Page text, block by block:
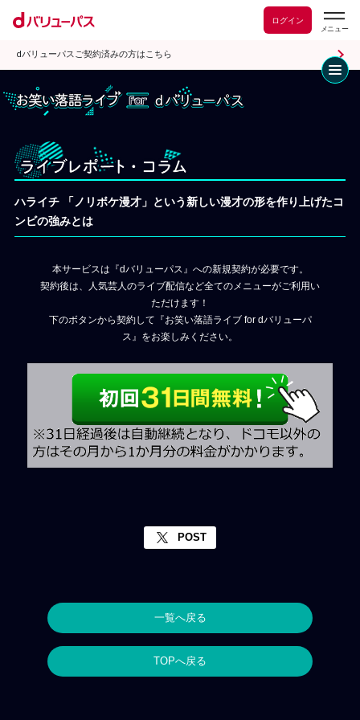
ログイン
dバリューパスご契約済みの方はこちら
お笑い落語ライブ for d
ハライチ 「ノリボケ漫才」という新しい漫才の形を作り上げたコ
ンビの強みとは
本サービスは『dバリューパス』への新規契約が必要です。
契約後は、人気芸人のライブ配信など全てのメニューがご利用い
ただけます！
下のボタンから契約して『お笑い落語ライブ for dバリューパ
ス』をお楽しみください。
POST
一覧へ戻る
TOPへ戻る